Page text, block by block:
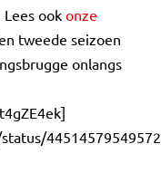
ook onze
tweede seizoen
onlangs